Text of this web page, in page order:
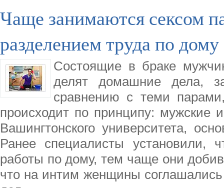
Чаще занимаются сексом
разделением труда по дому
Состоящие в браке
делят домашние дела,
сравнению с теми
происходит по принципу: мужские
Вашингтонского университета,
Ранее специалисты
работы по дому, тем чаще они
что на интим женщины